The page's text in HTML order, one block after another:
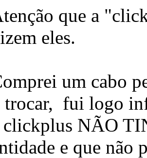
que a
eles.
um cabo
trocar, fui logo
clickplus NÃO
e que não